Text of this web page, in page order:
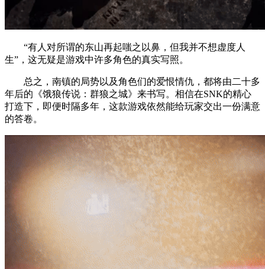
“有人对所谓的东山再起嗤之以鼻，但我并不想虚度人
生”，这无疑是游戏中许多角色的真实写照。
总之，南镇的局势以及角色们的爱恨情仇，都将由二十多
年后的《饿狼传说：群狼之城》来书写。相信在SNK的精心
打造下，即便时隔多年，这款游戏依然能给玩家交出一份满意
的答卷。